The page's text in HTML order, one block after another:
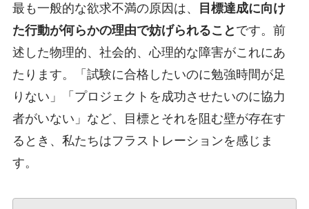
最も一般的な欲求不満の原因は、
目標達成に向け
た行動が何らかの理由で妨げられること です。前
述した物理的、社会的、心理的な障害がこれにあ
たります。「試験に合格したいのに勉強時間が足
りない」「プロジェクトを成功させたいのに協力
者がいない」など、目標とそれを阻む壁が存在す
るとき、私たちはフラストレーションを感じま
す。